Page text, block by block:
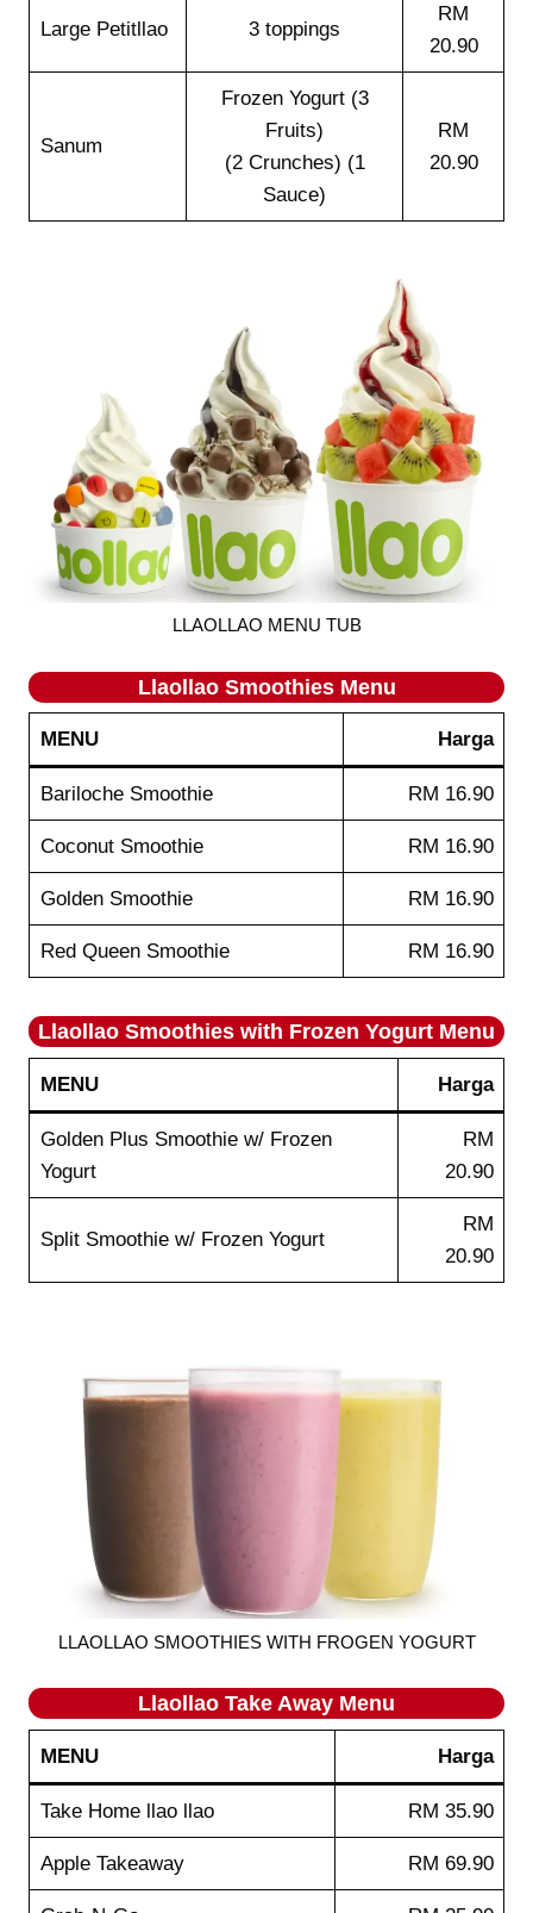
Large Petitllao 3 toppings
RM
20.90
Sanum
Frozen Yogurt (3
Fruits)
(2 Crunches) (1
Sauce)
RM
20.90
LLAOLLAO MENU TUB
Llaollao Smoothies Menu
MENU Harga
Bariloche Smoothie RM 16.90
Coconut Smoothie RM 16.90
Golden Smoothie RM 16.90
Red Queen Smoothie RM 16.90
Llaollao Smoothies with Frozen Yogurt Menu
MENU Harga
Golden Plus Smoothie w/ Frozen
Yogurt
RM
20.90
Split Smoothie w/ Frozen Yogurt
RM
20.90
LLAOLLAO SMOOTHIES WITH FROGEN YOGURT
Llaollao Take Away Menu
MENU Harga
Take Home llao llao RM 35.90
Apple Takeaway RM 69.90